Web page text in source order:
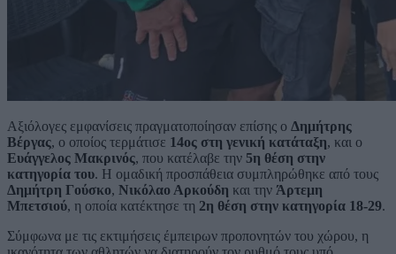
Αξιόλογες εμφανίσεις πραγματοποίησαν επίσης ο Δημήτρης
Βέργας, ο οποίος τερμάτισε 14ος στη γενική κατάταξη, και ο
Ευάγγελος Μακρινός, που κατέλαβε την 5η θέση στην
κατηγορία του. Η ομαδική προσπάθεια συμπληρώθηκε από τους
Δημήτρη Γούσκο, Νικόλαο Αρκούδη και την Άρτεμη
Μπετσιού, η οποία κατέκτησε τη 2η θέση στην κατηγορία 18-29.
Σύμφωνα με τις εκτιμήσεις έμπειρων προπονητών του χώρου, η